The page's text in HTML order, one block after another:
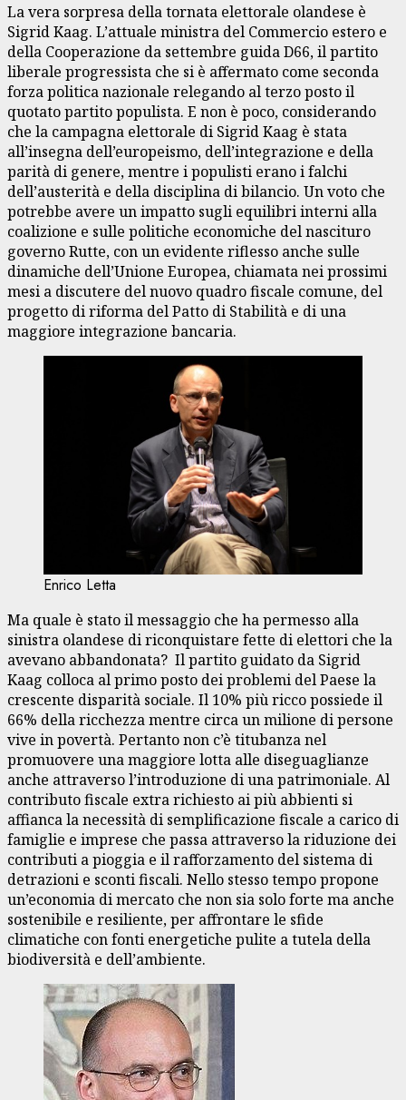
La vera sorpresa della tornata elettorale olandese è
Sigrid Kaag. L’attuale ministra del Commercio estero e
della Cooperazione da settembre guida D66, il partito
liberale progressista che si è affermato come seconda
forza politica nazionale relegando al terzo posto il
quotato partito populista. E non è poco, considerando
che la campagna elettorale di Sigrid Kaag è stata
all’insegna dell’europeismo, dell’integrazione e della
parità di genere, mentre i populisti erano i falchi
dell’austerità e della disciplina di bilancio. Un voto che
potrebbe avere un impatto sugli equilibri interni alla
coalizione e sulle politiche economiche del nascituro
governo Rutte, con un evidente riflesso anche sulle
dinamiche dell’Unione Europea, chiamata nei prossimi
mesi a discutere del nuovo quadro fiscale comune, del
progetto di riforma del Patto di Stabilità e di una
maggiore integrazione bancaria.
Enrico Letta
Ma quale è stato il messaggio che ha permesso alla
sinistra olandese di riconquistare fette di elettori che la
avevano abbandonata? Il partito guidato da Sigrid
Kaag colloca al primo posto dei problemi del Paese la
crescente disparità sociale. Il 10% più ricco possiede il
66% della ricchezza mentre circa un milione di persone
vive in povertà. Pertanto non c’è titubanza nel
promuovere una maggiore lotta alle diseguaglianze
anche attraverso l’introduzione di una patrimoniale. Al
contributo fiscale extra richiesto ai più abbienti si
affianca la necessità di semplificazione fiscale a carico di
famiglie e imprese che passa attraverso la riduzione dei
contributi a pioggia e il rafforzamento del sistema di
detrazioni e sconti fiscali. Nello stesso tempo propone
un’economia di mercato che non sia solo forte ma anche
sostenibile e resiliente, per affrontare le sfide
climatiche con fonti energetiche pulite a tutela della
biodiversità e dell’ambiente.